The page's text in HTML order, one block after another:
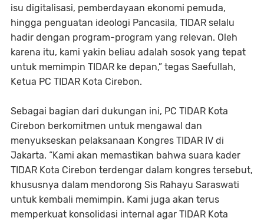
isu digitalisasi, pemberdayaan ekonomi pemuda,
hingga penguatan ideologi Pancasila, TIDAR selalu
hadir dengan program-program yang relevan. Oleh
karena itu, kami yakin beliau adalah sosok yang tepat
untuk memimpin TIDAR ke depan,” tegas Saefullah,
Ketua PC TIDAR Kota Cirebon.
Sebagai bagian dari dukungan ini, PC TIDAR Kota
Cirebon berkomitmen untuk mengawal dan
menyukseskan pelaksanaan Kongres TIDAR IV di
Jakarta. “Kami akan memastikan bahwa suara kader
TIDAR Kota Cirebon terdengar dalam kongres tersebut,
khususnya dalam mendorong Sis Rahayu Saraswati
untuk kembali memimpin. Kami juga akan terus
memperkuat konsolidasi internal agar TIDAR Kota